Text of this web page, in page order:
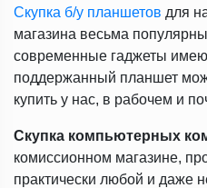
Скупка б/у планшетов для
магазина весьма
современные гаджеты
поддержанный планшет
купить у нас, в рабочем и
Скупка компьютерных
комиссионном магазине,
практически любой и даже